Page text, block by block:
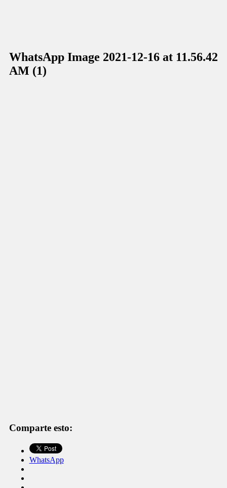
WhatsApp Image 2021-12-16 at 11.56.42
AM (1)
Comparte esto:
WhatsApp